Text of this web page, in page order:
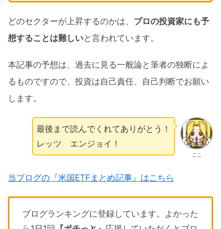
どのセクターが上昇するのかは、 プロの投資家にも予
想することは難しいと言われています。
本記事の予想は、過去に見る一般論と筆者の独断によ
るものですので、投資は自己責任、自己判断でお願い
します。
ここ
最後まで読んでくれてありがとう！
レッツ エンジョイ！
当ブログの『米国ETFまとめ記事』はこちら
ブログランキングに登録しています。よかった